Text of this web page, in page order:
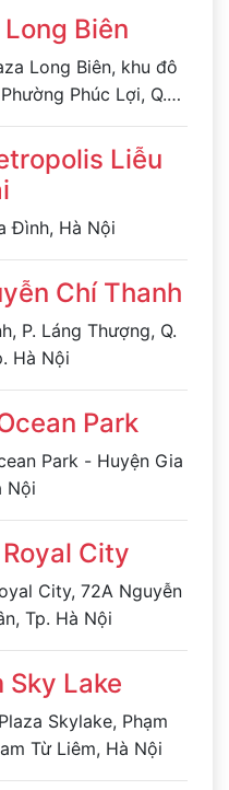
Biên
Long Biên, khu đô
Phúc Lợi, Q.
Hà Nội
Liễu
Đình, Hà Nội
Chí Thanh
P. Láng Thượng, Q.
Hà Nội
Park
Park - Huyện Gia
Nội
City
City, 72A Nguyễn
Tp. Hà Nội
Sky Lake
Skylake, Phạm
Từ Liêm, Hà Nội